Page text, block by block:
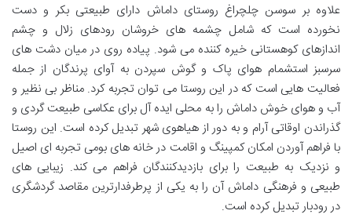
علاوه بر سوسن چلچراغ روستای داماش دارای طبیعتی بکر و دست
نخورده است که شامل چشمه های خروشان رودهای زلال و چشم
اندازهای کوهستانی خیره کننده می شود. پیاده روی در میان دشت های
سرسبز استشمام هوای پاک و گوش سپردن به آوای پرندگان از جمله
فعالیت هایی است که در این روستا می توان تجربه کرد. مناظر بی نظیر و
آب و هوای خوش داماش را به محلی ایده آل برای عکاسی طبیعت گردی و
گذراندن اوقاتی آرام و به دور از هیاهوی شهر تبدیل کرده است. این روستا
با فراهم آوردن امکان کمپینگ و اقامت در خانه های بومی تجربه ای اصیل
و نزدیک به طبیعت را برای بازدیدکنندگان فراهم می کند. زیبایی های
طبیعی و فرهنگی داماش آن را به یکی از پرطرفدارترین مقاصد گردشگری
در رودبار تبدیل کرده است.